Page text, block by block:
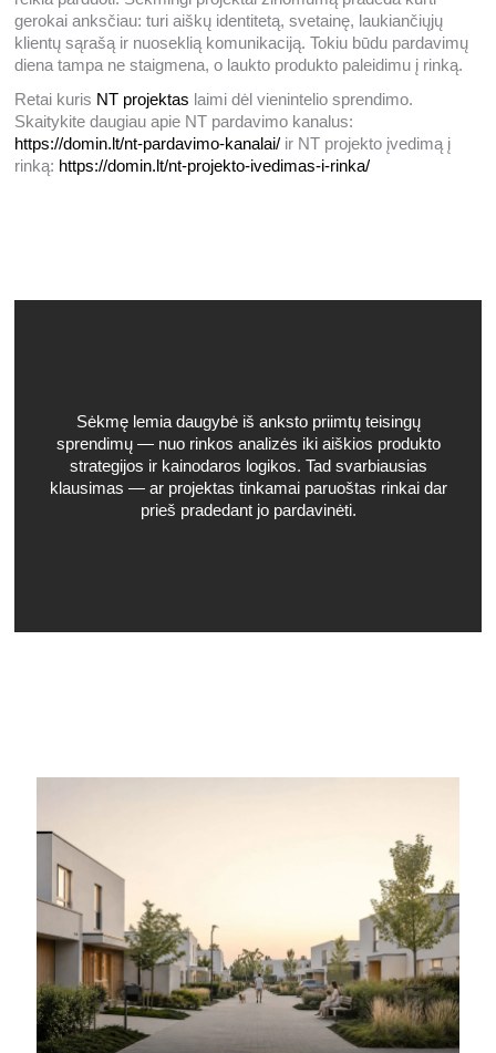
gerokai anksčiau: turi aiškų identitetą, svetainę, laukiančiųjų
klientų sąrašą ir nuoseklią komunikaciją. Tokiu būdu pardavimų
diena tampa ne staigmena, o laukto produkto paleidimu į rinką.
Retai kuris NT projektas laimi dėl vienintelio sprendimo.
Skaitykite daugiau apie NT pardavimo kanalus:
https://domin.lt/nt-pardavimo-kanalai/ ir NT projekto įvedimą į
rinką: https://domin.lt/nt-projekto-ivedimas-i-rinka/
Sėkmę lemia daugybė iš anksto priimtų teisingų
sprendimų — nuo rinkos analizės iki aiškios produkto
strategijos ir kainodaros logikos. Tad svarbiausias
klausimas — ar projektas tinkamai paruoštas rinkai dar
prieš pradedant jo pardavinėti.